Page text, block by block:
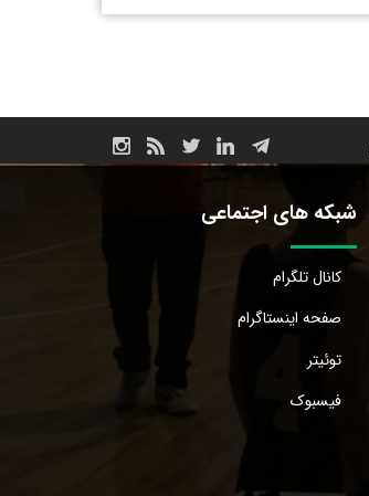
شبکه های اجتماعی
کانال تلگرام
صفحه اینستاگرام
توئیتر
فیسبوک